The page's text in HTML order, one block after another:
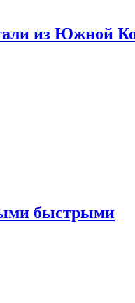
из Южной
быстрыми